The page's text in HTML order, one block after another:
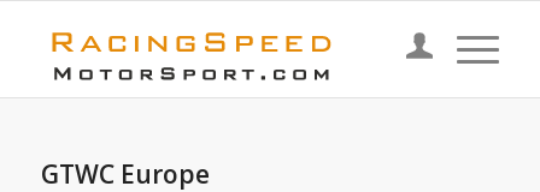
GTWC Europe